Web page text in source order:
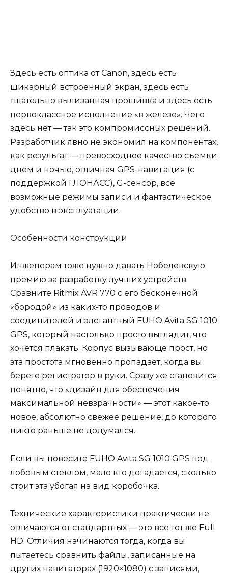
Здесь есть оптика от Canon, здесь есть
шикарный встроенный экран, здесь есть
тщательно вылизанная прошивка и здесь есть
первоклассное исполнение «в железе». Чего
здесь нет — так это компромиссных решений.
Разработчик явно не экономил на компонентах,
как результат — превосходное качество съемки
днем и ночью, отличная GPS-навигация (с
поддержкой ГЛОНАСС), G-сенсор, все
возможные режимы записи и фантастическое
удобство в эксплуатации.
Особенности конструкции
Инженерам тоже нужно давать Нобелевскую
премию за разработку лучших устройств.
Сравните Ritmix AVR 770 c его бесконечной
«бородой» из каких-то проводов и
соединителей и элегантный FUHO Avita SG 1010
GPS, который настолько просто выглядит, что
хочется плакать. Корпус вызывающе прост, но
эта простота мгновенно пропадает, когда вы
берете регистратор в руки. Сразу же становится
понятно, что «дизайн для обеспечения
максимальной невзрачности» — этот какое-то
новое, абсолютно свежее решение, до которого
никто раньше не додумался.
Если вы повесите FUHO Avita SG 1010 GPS под
лобовым стеклом, мало кто догадается, сколько
стоит эта убогая на вид коробочка.
Технические характеристики практически не
отличаются от стандартных — это все тот же Full
HD. Отличия начинаются тогда, когда вы
пытаетесь сравнить файлы, записанные на
других навигаторах (1920×1080) с записями,